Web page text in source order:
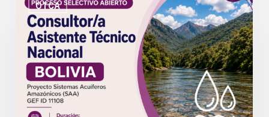
OTCA
abre
convocatoria
para
Consultor/a
Asistente
Técnico
Nacional
del
Proyecto